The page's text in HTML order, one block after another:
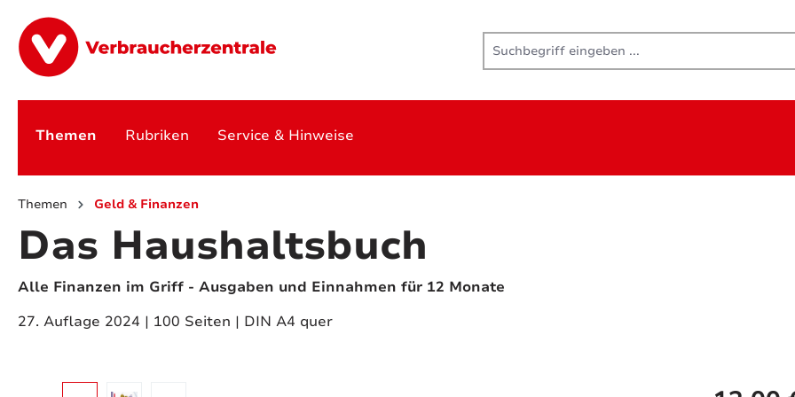
Themen Rubriken Service & Hinweise
Themen Geld & Finanzen
Das Haushaltsbuch
Alle Finanzen im Griff - Ausgaben und Einnahmen für 12 Monate
27. Auflage 2024 | 100 Seiten | DIN A4 quer
Bildergalerie überspringen